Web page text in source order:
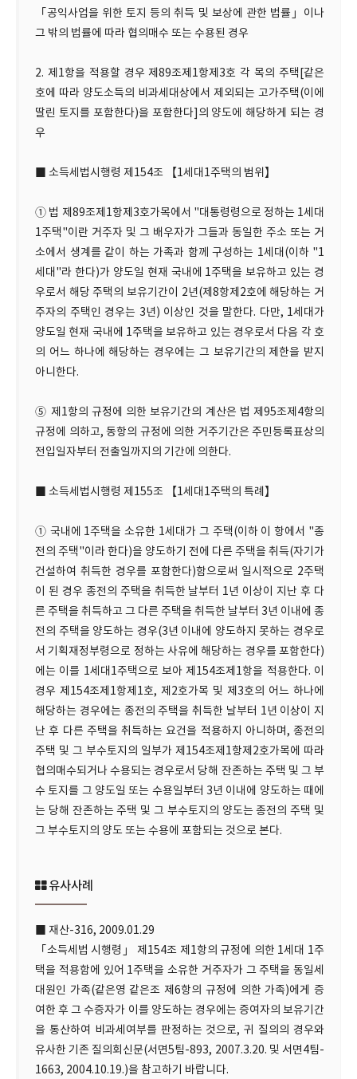
「공익사업을 위한 토지 등의 취득 및 보상에 관한 법률」이나
그 밖의 법률에 따라 협의매수 또는 수용된 경우
2. 제1항을 적용할 경우 제89조제1항제3호 각 목의 주택[같은
호에 따라 양도소득의 비과세대상에서 제외되는 고가주택(이에
딸린 토지를 포함한다)을 포함한다]의 양도에 해당하게 되는 경
우
■ 소득세법시행령 제154조 【1세대1주택의 범위】
① 법 제89조제1항제3호가목에서 "대통령령으로 정하는 1세대
1주택"이란 거주자 및 그 배우자가 그들과 동일한 주소 또는 거
소에서 생계를 같이 하는 가족과 함께 구성하는 1세대(이하 "1
세대"라 한다)가 양도일 현재 국내에 1주택을 보유하고 있는 경
우로서 해당 주택의 보유기간이 2년(제8항제2호에 해당하는 거
주자의 주택인 경우는 3년) 이상인 것을 말한다. 다만, 1세대가
양도일 현재 국내에 1주택을 보유하고 있는 경우로서 다음 각 호
의 어느 하나에 해당하는 경우에는 그 보유기간의 제한을 받지
아니한다.
⑤ 제1항의 규정에 의한 보유기간의 계산은 법 제95조제4항의
규정에 의하고, 동항의 규정에 의한 거주기간은 주민등록표상의
전입일자부터 전출일까지의 기간에 의한다.
■ 소득세법시행령 제155조 【1세대1주택의 특례】
① 국내에 1주택을 소유한 1세대가 그 주택(이하 이 항에서 "종
전의 주택"이라 한다)을 양도하기 전에 다른 주택을 취득(자기가
건설하여 취득한 경우를 포함한다)함으로써 일시적으로 2주택
이 된 경우 종전의 주택을 취득한 날부터 1년 이상이 지난 후 다
른 주택을 취득하고 그 다른 주택을 취득한 날부터 3년 이내에 종
전의 주택을 양도하는 경우(3년 이내에 양도하지 못하는 경우로
서 기획재정부령으로 정하는 사유에 해당하는 경우를 포함한다)
에는 이를 1세대1주택으로 보아 제154조제1항을 적용한다. 이
경우 제154조제1항제1호, 제2호가목 및 제3호의 어느 하나에
해당하는 경우에는 종전의 주택을 취득한 날부터 1년 이상이 지
난 후 다른 주택을 취득하는 요건을 적용하지 아니하며, 종전의
주택 및 그 부수토지의 일부가 제154조제1항제2호가목에 따라
협의매수되거나 수용되는 경우로서 당해 잔존하는 주택 및 그 부
수 토지를 그 양도일 또는 수용일부터 3년 이내에 양도하는 때에
는 당해 잔존하는 주택 및 그 부수토지의 양도는 종전의 주택 및
그 부수토지의 양도 또는 수용에 포함되는 것으로 본다.
유사사례
■ 재산-316, 2009.01.29
「소득세법 시행령」 제154조 제1항의 규정에 의한 1세대 1주
택을 적용함에 있어 1주택을 소유한 거주자가 그 주택을 동일세
대원인 가족(같은영 같은조 제6항의 규정에 의한 가족)에게 증
여한 후 그 수증자가 이를 양도하는 경우에는 증여자의 보유기간
을 통산하여 비과세여부를 판정하는 것으로, 귀 질의의 경우와
유사한 기존 질의회신문(서면5팀-893, 2007.3.20. 및 서면4팀-
1663, 2004.10.19.)을 참고하기 바랍니다.